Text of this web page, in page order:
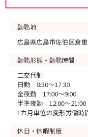
勤務地
広島県広島市佐伯区倉
勤務形態・勤務時間
二交代制
日勤 8:30～17:30
全夜勤 17:00～9:00
半準夜勤 12:00～21:00
1カ月単位の変形労働時
休日・休暇制度